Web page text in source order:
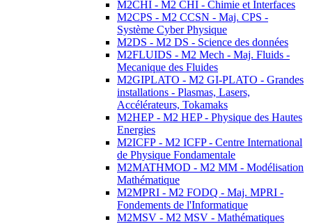
M2CHI - M2 CHI - Chimie et Interfaces
M2CPS - M2 CCSN - Maj. CPS -
Système Cyber Physique
M2DS - M2 DS - Science des données
M2FLUIDS - M2 Mech - Maj. Fluids -
Mecanique des Fluides
M2GIPLATO - M2 GI-PLATO - Grandes
installations - Plasmas, Lasers,
Accélérateurs, Tokamaks
M2HEP - M2 HEP - Physique des Hautes
Energies
M2ICFP - M2 ICFP - Centre International
de Physique Fondamentale
M2MATHMOD - M2 MM - Modélisation
Mathématique
M2MPRI - M2 FODQ - Maj. MPRI -
Fondements de l'Informatique
M2MSV - M2 MSV - Mathématiques